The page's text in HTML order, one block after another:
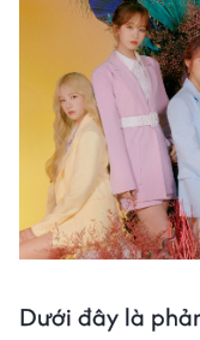
Dưới đây là